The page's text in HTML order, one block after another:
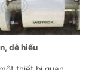
dễ hiểu